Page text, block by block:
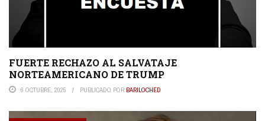
FUERTE RECHAZO AL SALVATAJE
NORTEAMERICANO DE TRUMP
6 OCTUBRE, 2025 PUBLICADO POR BARILOCHED